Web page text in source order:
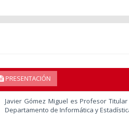
PRESENTACIÓN
Javier Gómez Miguel es Profesor
Departamento de Informática y